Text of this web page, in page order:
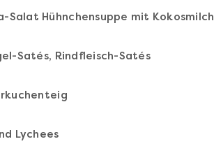
Salat Hühnchensuppe mit Kokosmilch
Satés, Rindfleisch-Satés
Lychees